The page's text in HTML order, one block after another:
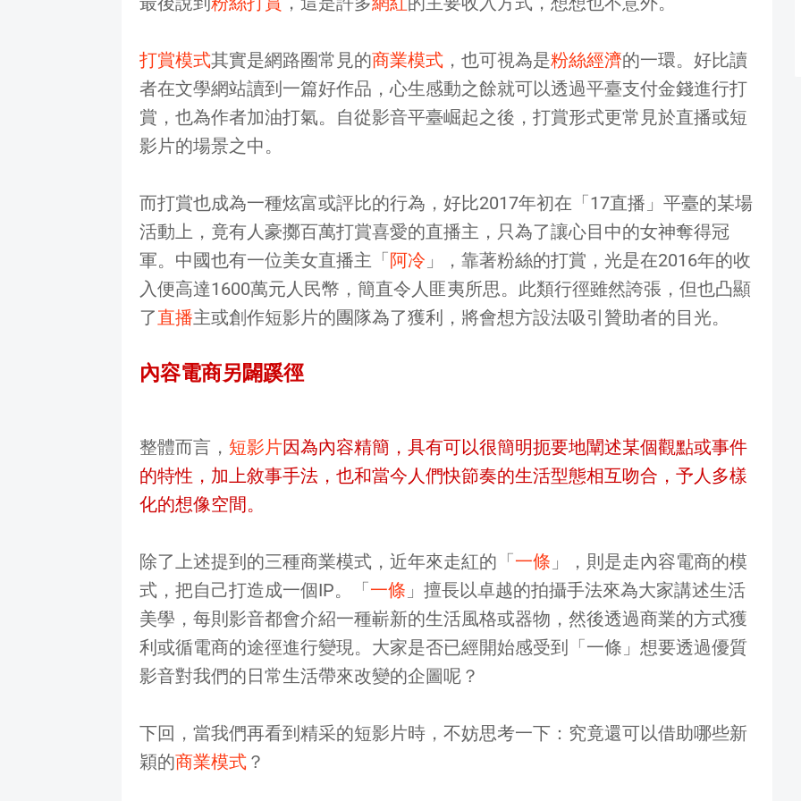
打賞模式其實是網路圈常見的商業模式，也可視為是粉絲經濟的一環。好比讀
者在文學網站讀到一篇好作品，心生感動之餘就可以透過平臺支付金錢進行打
賞，也為作者加油打氣。自從影音平臺崛起之後，打賞形式更常見於直播或短
影片的場景之中。
而打賞也成為一種炫富或評比的行為，好比2017年初在「17直播」平臺的某場
活動上，竟有人豪擲百萬打賞喜愛的直播主，只為了讓心目中的女神奪得冠
軍。中國也有一位美女直播主「阿冷 」，靠著粉絲的打賞，光是在2016年的收
入便高達1600萬元人民幣，簡直令人匪夷所思。此類行徑雖然誇張，但也凸顯
了直播主或創作短影片的團隊為了獲利，將會想方設法吸引贊助者的目光。
內容電商另闢蹊徑
整體而言， 短影片因為內容精簡，具有可以很簡明扼要地闡述某個觀點或事件
的特性，加上敘事手法，也和當今人們快節奏的生活型態相互吻合，予人多樣
化的想像空間。
除了上述提到的三種商業模式，近年來走紅的「一條 」，則是走內容電商的模
式，把自己打造成一個IP。「一條 」擅長以卓越的拍攝手法來為大家講述生活
美學，每則影音都會介紹一種嶄新的生活風格或器物，然後透過商業的方式獲
利或循電商的途徑進行變現。大家是否已經開始感受到「一條」想要透過優質
影音對我們的日常生活帶來改變的企圖呢？
下回，當我們再看到精采的短影片時，不妨思考一下：究竟還可以借助哪些新
穎的商業模式？